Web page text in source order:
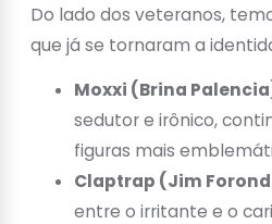
Do lado dos veteranos,
que já se tornaram a
Moxxi (Brina
sedutor e irônico,
figuras mais
Claptrap (Jim
entre o irritante e o